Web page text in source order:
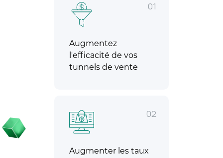
01
Augmentez
l'efficacité de vos
tunnels de vente
02
Augmenter les taux